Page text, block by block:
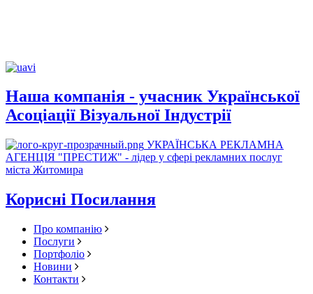
Наша компанія - учасник Української
Асоціації Візуальної Індустрії
УКРАЇНСЬКА РЕКЛАМНА
АГЕНЦІЯ "ПРЕСТИЖ" - лідер у сфері рекламних послуг
міста Житомира
Корисні Посилання
Про компанію
Послуги
Портфоліо
Новини
Контакти